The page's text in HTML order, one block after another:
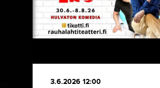
3.6.2026 12:00